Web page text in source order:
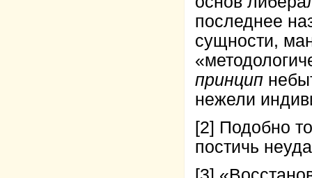
последнее
сущности,
принцип
нежели
[2] Подобно
постичь